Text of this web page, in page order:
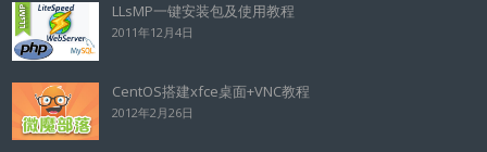
LLsMP一键安装包及使用教程
2011年12月4日
CentOS搭建xfce桌面+VNC教程
2012年2月26日